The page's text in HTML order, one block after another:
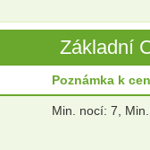
Základní
Poznámka k
Min. nocí: 7,